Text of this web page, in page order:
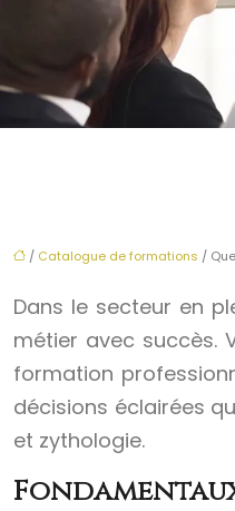
/ Catalogue de formations /
Dans le secteur en
métier avec succès.
formation
décisions éclairées
et zythologie.